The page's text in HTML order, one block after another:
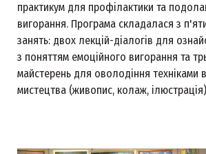
практикум для профілактики та
вигорання. Програма складалася з
занять: двох лекцій-діалогів для
з поняттям емоційного вигорання та
майстерень для оволодіння техніками
мистецтва (живопис, колаж,